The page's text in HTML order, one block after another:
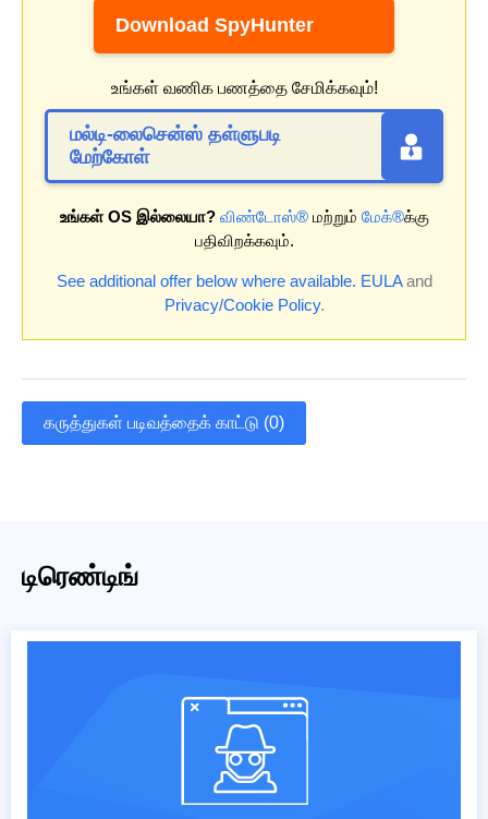
Download SpyHunter
உங்கள் வணிக பணத்தை சேமிக்கவும்!
மல்டி-லைசென்ஸ் தள்ளுபடி
மேற்கோள்
உங்கள் OS இல்லையா? விண்டோஸ்®மற்றும் மேக்®க்கு
பதிவிறக்கவும்.
See additional offer below where available. EULAand
Privacy/Cookie Policy.
கருத்துகள் படிவத்தைக் காட்டு (0)
டிரெண்டிங்